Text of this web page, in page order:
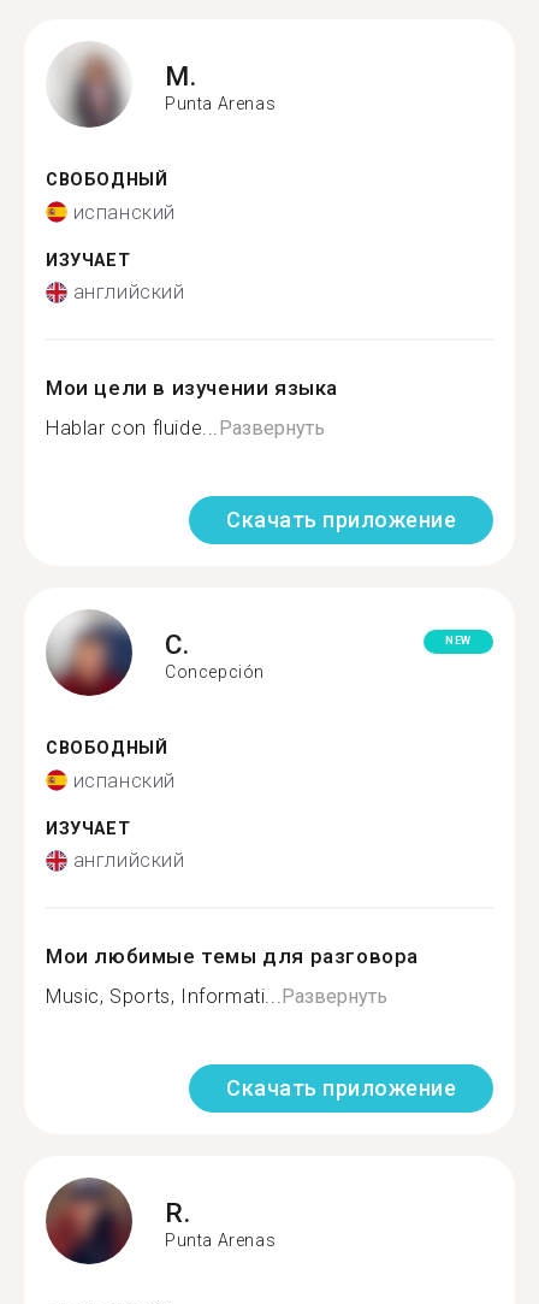
M.
Punta Arenas
СВОБОДНЫЙ
испанский
ИЗУЧАЕТ
английский
Мои цели в изучении языка
Hablar con fluide...Развернуть
Скачать приложение
C.
Concepción
NEW
СВОБОДНЫЙ
испанский
ИЗУЧАЕТ
английский
Мои любимые темы для разговора
Music, Sports, Informati...Развернуть
Скачать приложение
R.
Punta Arenas